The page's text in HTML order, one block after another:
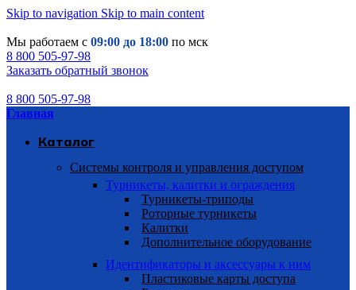
Skip to navigation Skip to main content
Мы работаем с 09:00 до 18:00 по мск
8 800 505-97-98
Заказать обратный звонок
8 800 505-97-98
Главная
Каталог
Системы контроля и управления доступом
Турникеты, калитки и ограждения
Турникеты-триподы
Роторные турникеты
Калитки
Дополнительное оборудование
Идентификаторы и аксессуары к ним
Пластиковые карты доступа